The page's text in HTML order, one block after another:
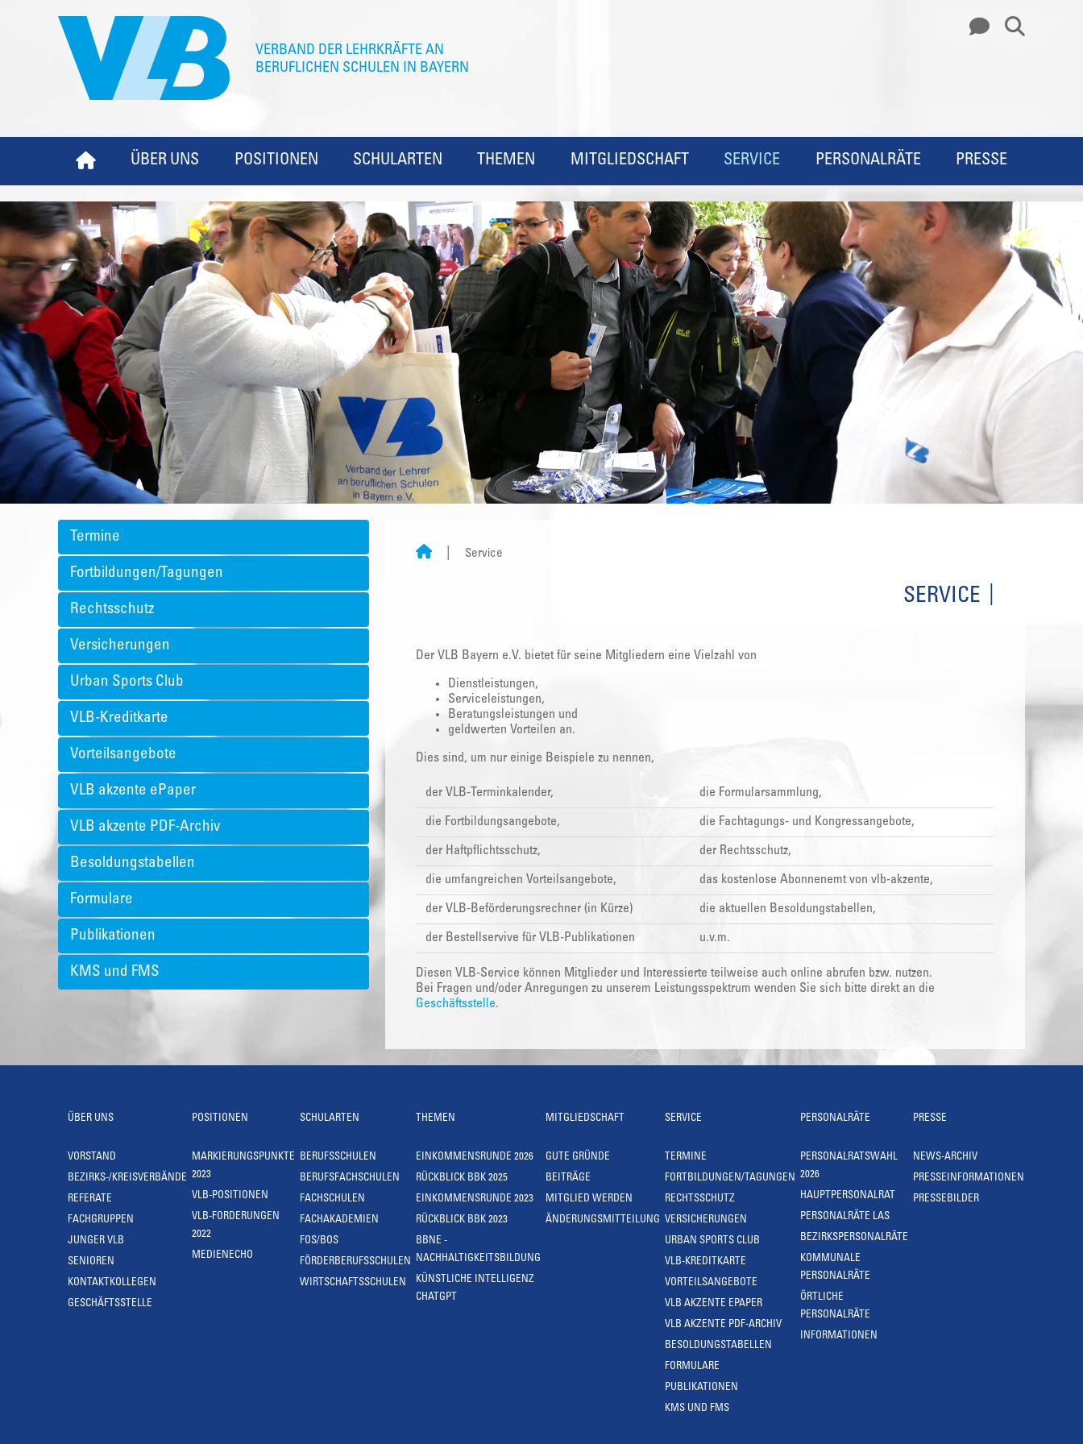
ÜBER UNS POSITIONEN SCHULARTEN THEMEN MITGLIEDSCHAFT SERVICE PERSONALRÄTE PRESSE
Termine
Fortbildungen/Tagungen
Rechtsschutz
Versicherungen
Urban Sports Club
VLB-Kreditkarte
Vorteilsangebote
VLB akzente ePaper
VLB akzente PDF-Archiv
Besoldungstabellen
Formulare
Publikationen
KMS und FMS
Service
SERVICE
Der VLB Bayern e.V. bietet für seine Mitgliedern eine Vielzahl von
Dienstleistungen,
Serviceleistungen,
Beratungsleistungen und
geldwerten Vorteilen an.
Dies sind, um nur einige Beispiele zu nennen,
der VLB-Terminkalender, die Formularsammlung,
die Fortbildungsangebote, die Fachtagungs- und Kongressangebote,
der Haftpflichtsschutz, der Rechtsschutz,
die umfangreichen Vorteilsangebote, das kostenlose Abonnenemt von vlb-akzente,
der VLB-Beförderungsrechner (in Kürze) die aktuellen Besoldungstabellen,
der Bestellservive für VLB-Publikationen u.v.m.
Diesen VLB-Service können Mitglieder und Interessierte teilweise auch online abrufen bzw. nutzen.
Bei Fragen und/oder Anregungen zu unserem Leistungsspektrum wenden Sie sich bitte direkt an die
Geschäftsstelle.
ÜBER UNS
VORSTAND
BEZIRKS-/KREISVERBÄNDE
REFERATE
FACHGRUPPEN
JUNGER VLB
SENIOREN
KONTAKTKOLLEGEN
GESCHÄFTSSTELLE
POSITIONEN
MARKIERUNGSPUNKTE
2023
VLB-POSITIONEN
VLB-FORDERUNGEN
2022
MEDIENECHO
SCHULARTEN
BERUFSSCHULEN
BERUFSFACHSCHULEN
FACHSCHULEN
FACHAKADEMIEN
FOS/BOS
FÖRDERBERUFSSCHULEN
WIRTSCHAFTSSCHULEN
THEMEN
EINKOMMENSRUNDE 2026
RÜCKBLICK BBK 2025
EINKOMMENSRUNDE 2023
RÜCKBLICK BBK 2023
BBNE -
NACHHALTIGKEITSBILDUNG
KÜNSTLICHE INTELLIGENZ
CHATGPT
MITGLIEDSCHAFT
GUTE GRÜNDE
BEITRÄGE
MITGLIED WERDEN
ÄNDERUNGSMITTEILUNG
SERVICE
TERMINE
FORTBILDUNGEN/TAGUNGEN
RECHTSSCHUTZ
VERSICHERUNGEN
URBAN SPORTS CLUB
VLB-KREDITKARTE
VORTEILSANGEBOTE
VLB AKZENTE EPAPER
VLB AKZENTE PDF-ARCHIV
BESOLDUNGSTABELLEN
FORMULARE
PUBLIKATIONEN
KMS UND FMS
PERSONALRÄTE
PERSONALRATSWAHL
2026
HAUPTPERSONALRAT
PERSONALRÄTE LAS
BEZIRKSPERSONALRÄTE
KOMMUNALE
PERSONALRÄTE
ÖRTLICHE
PERSONALRÄTE
INFORMATIONEN
PRESSE
NEWS-ARCHIV
PRESSEINFORMATIONEN
PRESSEBILDER